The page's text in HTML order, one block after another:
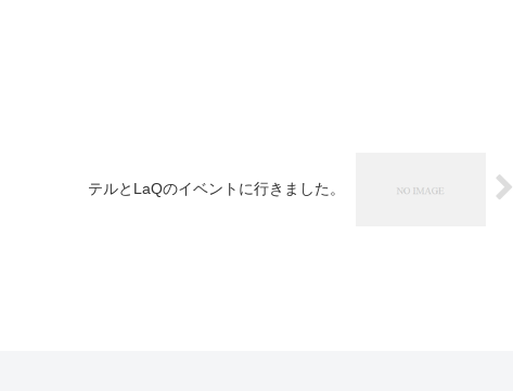
テルとLaQのイベントに行きました。